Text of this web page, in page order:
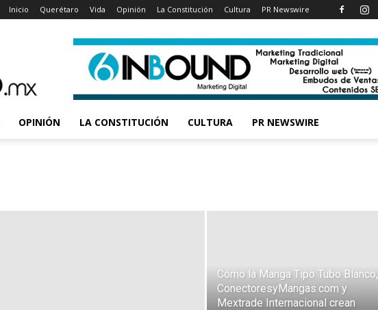
Inicio Querétaro Vida Opinión La Constitución Cultura PR Newswire
OPINIÓN LA CONSTITUCIÓN CULTURA PR NEWSWIRE
Cómo la Manga Tipo Tubo Blanco,
ConectoresyMangas.com y
Mextrade Internacional crean